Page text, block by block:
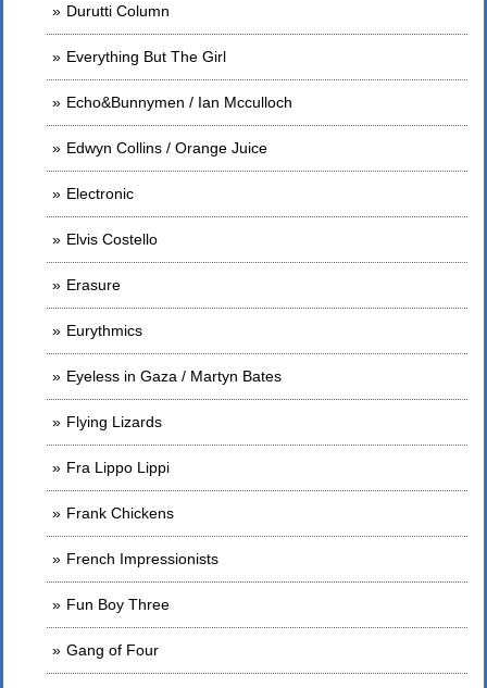
Durutti Column
Everything But The Girl
Echo&Bunnymen / Ian Mcculloch
Edwyn Collins / Orange Juice
Electronic
Elvis Costello
Erasure
Eurythmics
Eyeless in Gaza / Martyn Bates
Flying Lizards
Fra Lippo Lippi
Frank Chickens
French Impressionists
Fun Boy Three
Gang of Four